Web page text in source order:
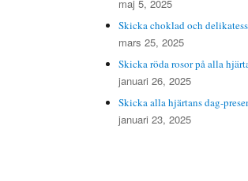
maj 5, 2025
Skicka choklad och
mars 25, 2025
Skicka röda rosor på alla
januari 26, 2025
Skicka alla hjärtans dag-
januari 23, 2025